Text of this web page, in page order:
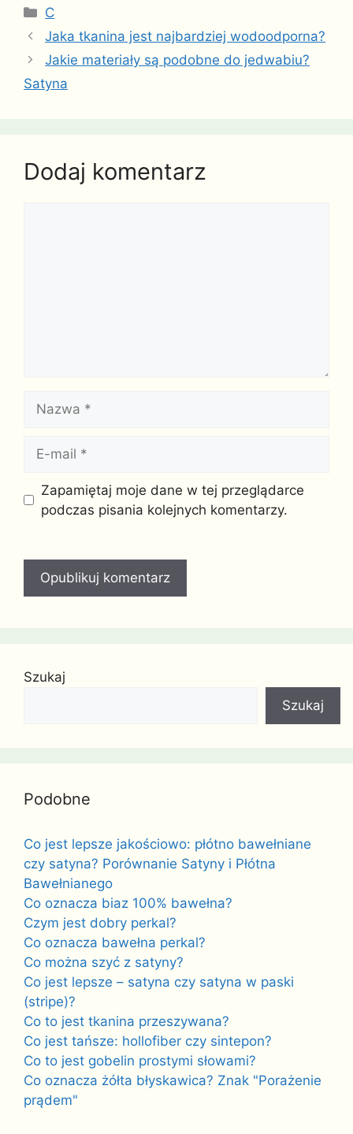
Kategorie
C
Jaka tkanina jest najbardziej wodoodporna?
Jakie materiały są podobne do jedwabiu?
Satyna
Dodaj komentarz
mail
Witryna
internetowa
Zapamiętaj moje dane w tej przeglądarce
podczas pisania kolejnych komentarzy.
Szukaj
Szukaj
Podobne
Co jest lepsze jakościowo: płótno bawełniane
czy satyna? Porównanie Satyny i Płótna
Bawełnianego
Co oznacza biaz 100% bawełna?
Czym jest dobry perkal?
Co oznacza bawełna perkal?
Co można szyć z satyny?
Co jest lepsze – satyna czy satyna w paski
(stripe)?
Co to jest tkanina przeszywana?
Co jest tańsze: hollofiber czy sintepon?
Co to jest gobelin prostymi słowami?
Co oznacza żółta błyskawica? Znak "Porażenie
prądem"